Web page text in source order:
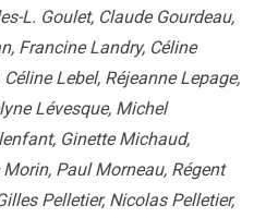
L. Goulet, Claude Gourdeau,
Francine Landry, Céline
Lebel, Réjeanne Lepage,
Lévesque, Michel
Ginette Michaud,
Paul Morneau, Régent
Pelletier, Nicolas Pelletier,